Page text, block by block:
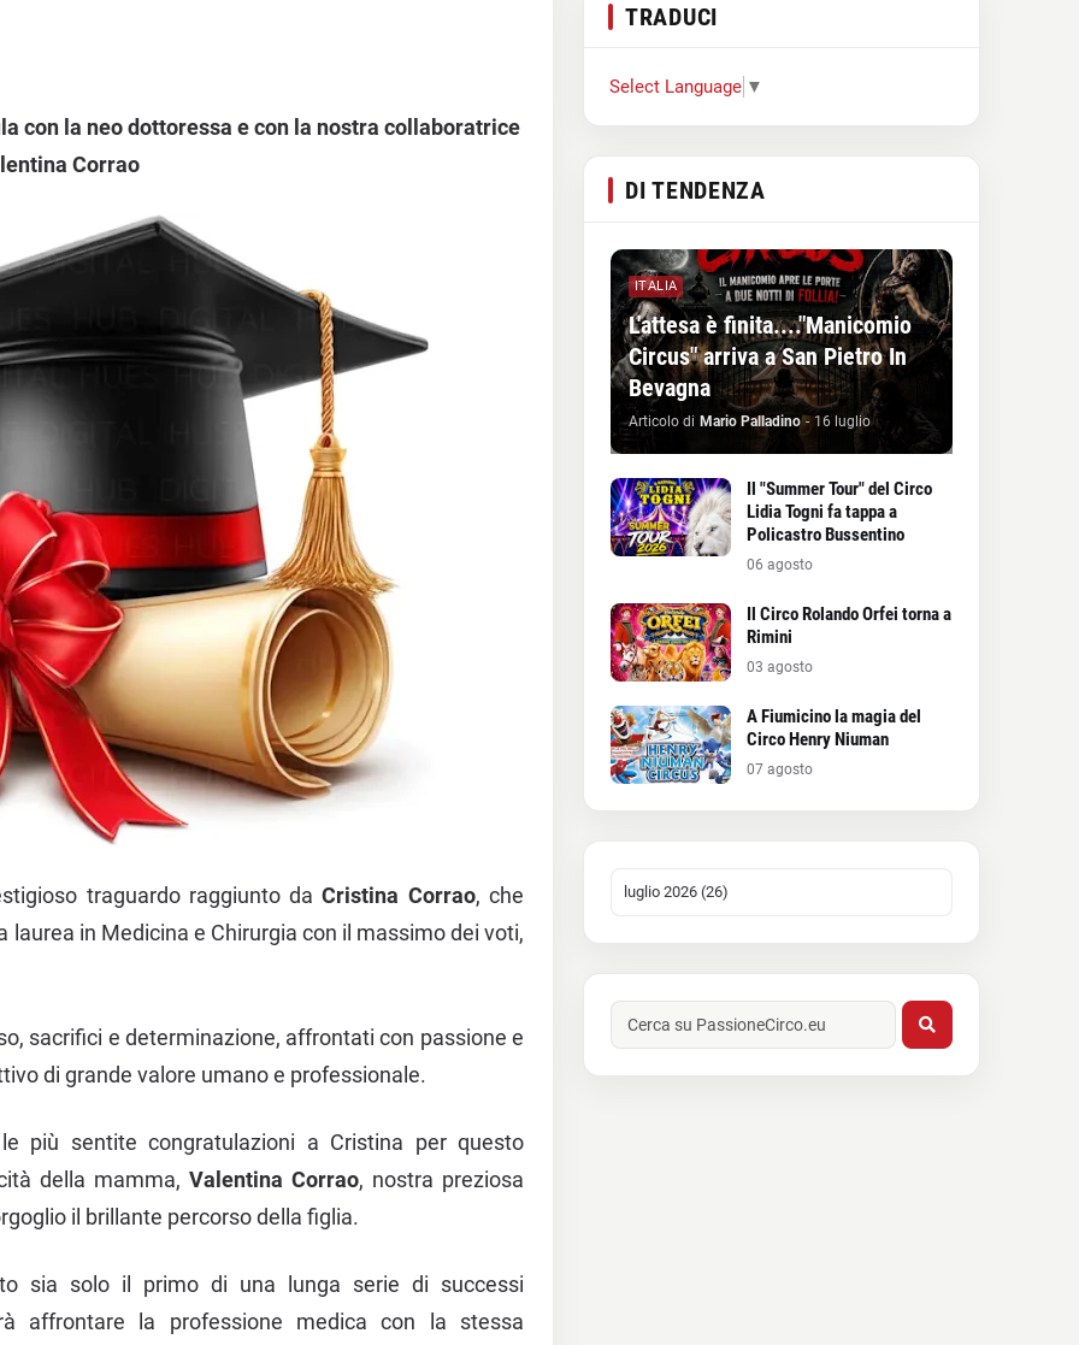
con la neo dottoressa e con la nostra collaboratrice
Corrao
traguardo raggiunto daCristina Corrao, che
laurea in Medicina e Chirurgia con il massimo dei voti,
sacrifici e determinazione, affrontati con passione e
di grande valore umano e professionale.
più sentite congratulazioni a Cristina per questo
della mamma, Valentina Corrao, nostra preziosa
il brillante percorso della figlia.
sia solo il primo di una lunga serie di successi
affrontare la professione medica con la stessa
TRADUCI
Select Language ▼
DI TENDENZA
ITALIA
L'attesa è finita...."Manicomio
Circus" arriva a San Pietro In
Bevagna
Articolo di Mario Palladino - 16 luglio
Il "Summer Tour" del Circo
Lidia Togni fa tappa a
Policastro Bussentino
06 agosto
Il Circo Rolando Orfei torna a
Rimini
03 agosto
A Fiumicino la magia del
Circo Henry Niuman
07 agosto